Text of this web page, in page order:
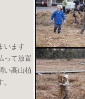
います
って放置
い高山植